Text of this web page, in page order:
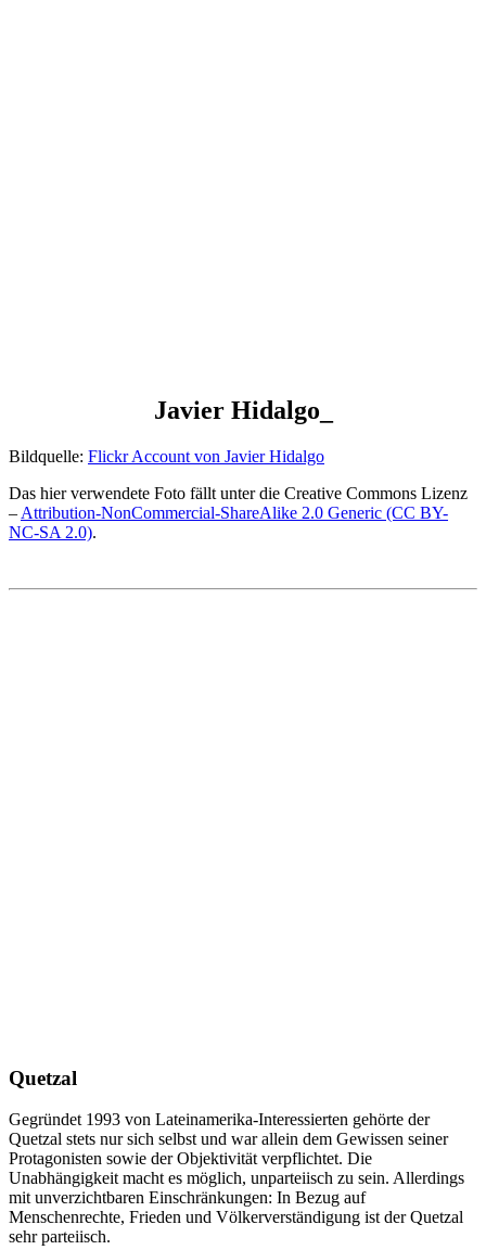
Javier Hidalgo_
Bildquelle: Flickr Account von Javier Hidalgo
Das hier verwendete Foto fällt unter die Creative Commons Lizenz
– Attribution-NonCommercial-ShareAlike 2.0 Generic (CC BY-
NC-SA 2.0).
Quetzal
Gegründet 1993 von Lateinamerika-Interessierten gehörte der
Quetzal stets nur sich selbst und war allein dem Gewissen seiner
Protagonisten sowie der Objektivität verpflichtet. Die
Unabhängigkeit macht es möglich, unparteiisch zu sein. Allerdings
mit unverzichtbaren Einschränkungen: In Bezug auf
Menschenrechte, Frieden und Völkerverständigung ist der Quetzal
sehr parteiisch.